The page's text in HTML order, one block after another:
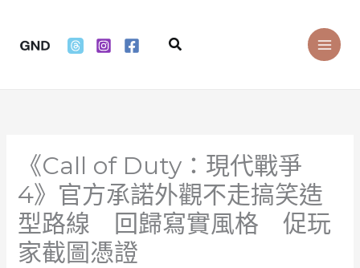
content
Search
《Call of Duty：現代戰爭
4》官方承諾外觀不走搞笑造
型路線 回歸寫實風格 促玩
家截圖憑證